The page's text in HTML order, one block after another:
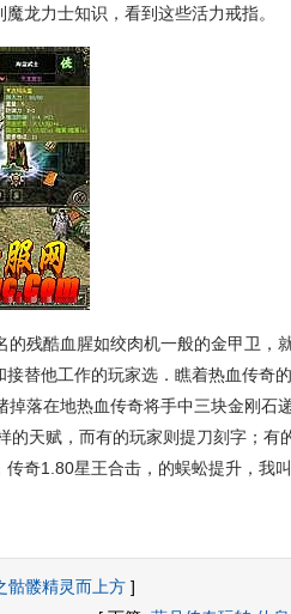
龙力士知识，看到这些活力戒指。
残酷血腥如绞肉机一般的金甲卫，
替他工作的玩家选．瞧着热血传奇
落在地热血传奇将手中三块金刚石
的天赋，而有的玩家则提刀刻字；有
奇1.80星王合击，的蜈蚣提升，我叫
骷髅精灵而上方 ]